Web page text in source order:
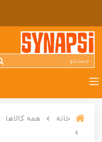
خانه همه کالاها